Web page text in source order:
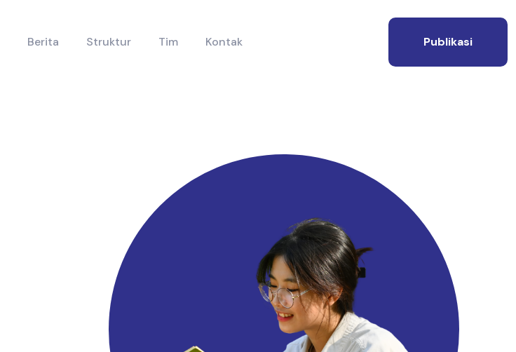
Berita Struktur Tim Kontak Publikasi